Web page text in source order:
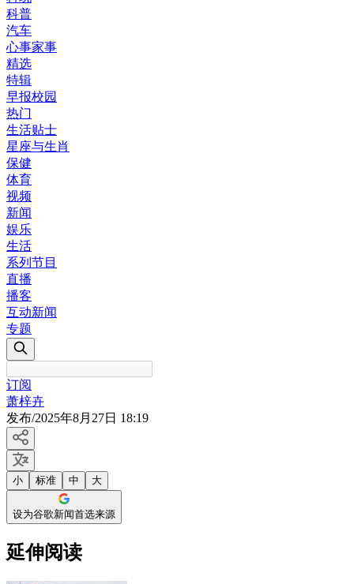
科普
汽车
心事家事
精选
特辑
早报校园
热门
生活贴士
星座与生肖
保健
体育
视频
新闻
娱乐
生活
系列节目
直播
播客
互动新闻
专题
订阅
萧梓卉
发布/2025年8月27日 18:19
小 标准 中 大
设为谷歌新闻首选来源
延伸阅读